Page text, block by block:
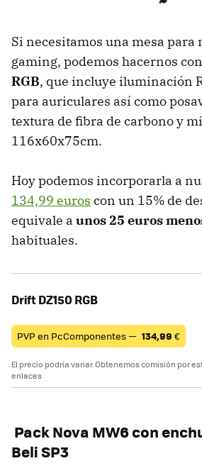
Si necesitamos una mesa para
gaming, podemos hacernos
RGB, que incluye iluminación
para auriculares así como
textura de fibra de carbono y
116x60x75cm.
Hoy podemos incorporarla a
134,99 euros con un 15% de
equivale a unos 25 euros
habituales.
Drift DZ150 RGB
PVP en PcComponentes — 134,99 €
El precio podría variar. Obtenemos comisión por
enlaces
Pack Nova MW6 con
Beli SP3